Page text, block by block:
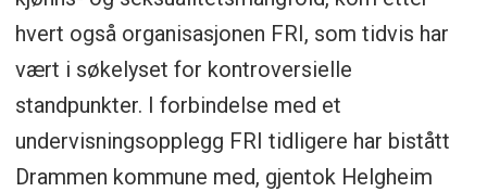
hvert også organisasjonen FRI, som tidvis har
vært i søkelyset for kontroversielle
standpunkter. I forbindelse med et
undervisningsopplegg FRI tidligere har bistått
Drammen kommune med, gjentok Helgheim